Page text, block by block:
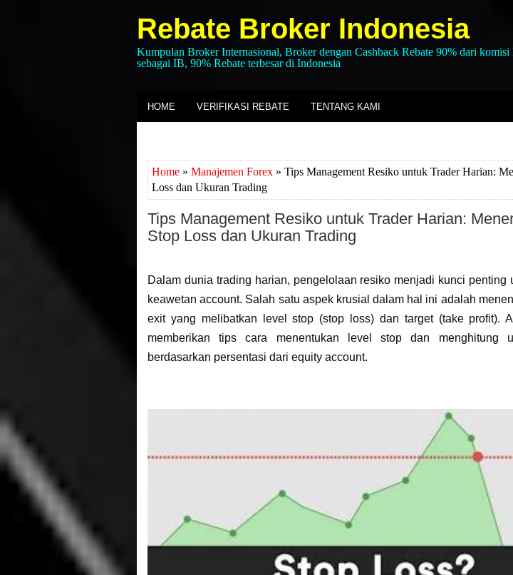
Rebate Broker Indonesia
Kumpulan Broker Internasional, Broker dengan Cashback Rebate 90% dari komisi
sebagai IB, 90% Rebate terbesar di Indonesia
HOME VERIFIKASI REBATE TENTANG KAMI
Home » Manajemen Forex » Tips Management Resiko untuk Trader Harian:
Loss dan Ukuran Trading
Tips Management Resiko untuk Trader Harian:
Stop Loss dan Ukuran Trading
Dalam dunia trading harian, pengelolaan resiko menjadi kunci penting
keawetan account. Salah satu aspek krusial dalam hal ini adalah
exit yang melibatkan level stop (stop loss) dan target (take profit).
memberikan tips cara menentukan level stop dan menghitung
berdasarkan persentasi dari equity account.